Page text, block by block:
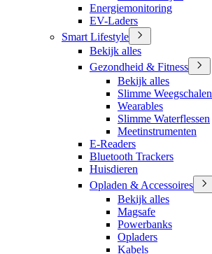
Energiemonitoring
EV-Laders
Smart Lifestyle
Bekijk alles
Gezondheid & Fitness
Bekijk alles
Slimme Weegschalen
Wearables
Slimme Waterflessen
Meetinstrumenten
E-Readers
Bluetooth Trackers
Huisdieren
Opladen & Accessoires
Bekijk alles
Magsafe
Powerbanks
Opladers
Kabels